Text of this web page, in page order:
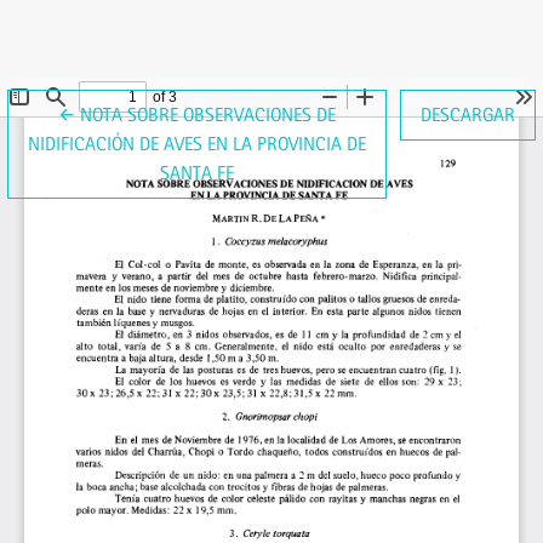
←VOLVER A LOS DETALLES DEL ARTÍCULO
NOTA SOBRE OBSERVACIONES DE
NIDIFICACIÓN DE AVES EN LA PROVINCIA DE
SANTA FE
DESCARGAR